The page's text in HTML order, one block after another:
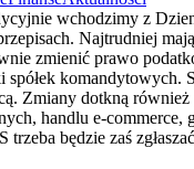
wchodzimy z
Najtrudniej
zmienić prawo
spółek komandytowych.
Zmiany dotkną
handlu e-commerce,
trzeba będzie zaś